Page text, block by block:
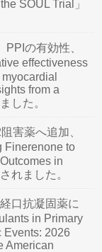
SOUL Trial」
の有効性、
effectiveness
from a
した。
害薬へ追加、
Finerenone to
in
れました。
口抗凝固薬に
in Primary
Events: 2026
American